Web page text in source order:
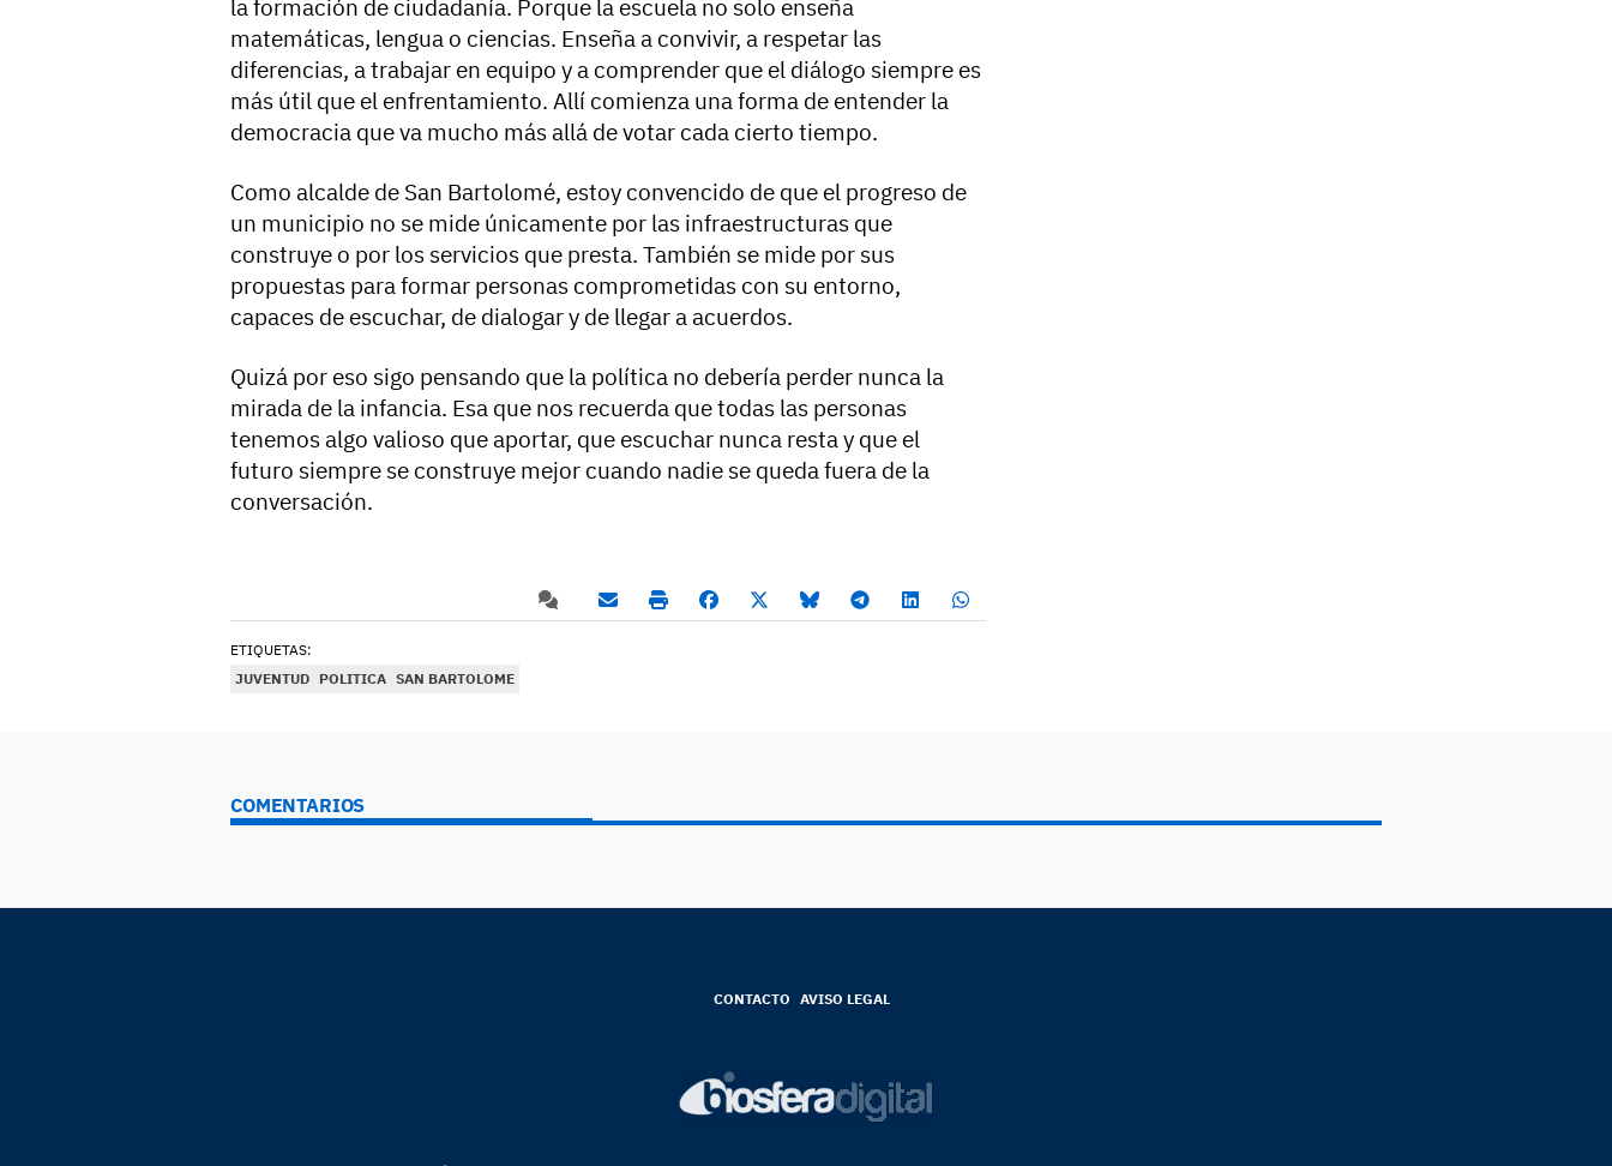
la formación de ciudadanía. Porque la escuela no solo enseña
matemáticas, lengua o ciencias. Enseña a convivir, a respetar las
diferencias, a trabajar en equipo y a comprender que el diálogo siempre es
más útil que el enfrentamiento. Allí comienza una forma de entender la
democracia que va mucho más allá de votar cada cierto tiempo.
Como alcalde de San Bartolomé, estoy convencido de que el progreso de
un municipio no se mide únicamente por las infraestructuras que
construye o por los servicios que presta. También se mide por sus
propuestas para formar personas comprometidas con su entorno,
capaces de escuchar, de dialogar y de llegar a acuerdos.
Quizá por eso sigo pensando que la política no debería perder nunca la
mirada de la infancia. Esa que nos recuerda que todas las personas
tenemos algo valioso que aportar, que escuchar nunca resta y que el
futuro siempre se construye mejor cuando nadie se queda fuera de la
conversación.
ETIQUETAS:
JUVENTUD POLITICA SAN BARTOLOME
COMENTARIOS
CONTACTO AVISO LEGAL